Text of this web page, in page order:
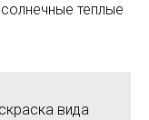
теплые
вида